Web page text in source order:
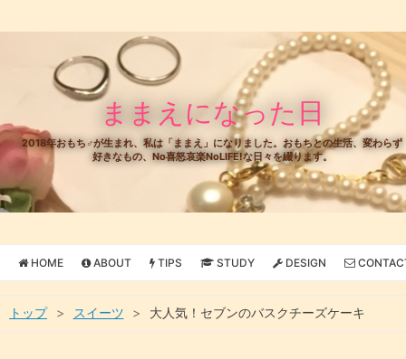
ままえになった日
2018年おもち♂が生まれ、私は「ままえ」になりました。おもちとの生活、変わらず
好きなもの、No喜怒哀楽NoLIFE!な日々を綴ります。
HOME ABOUT TIPS STUDY DESIGN
トップ > スイーツ > 大人気！セブンのバスクチーズケーキ